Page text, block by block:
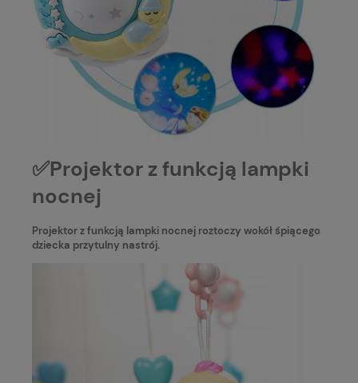
✅Projektor z funkcją lampki
nocnej
Projektor z funkcją lampki nocnej roztoczy wokół śpiącego
dziecka przytulny nastrój.